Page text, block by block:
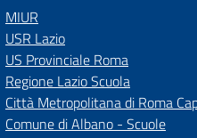
MIUR
USR Lazio
US Provinciale Roma
Regione Lazio Scuola
Città Metropolitana di Roma
Comune di Albano - Scuole